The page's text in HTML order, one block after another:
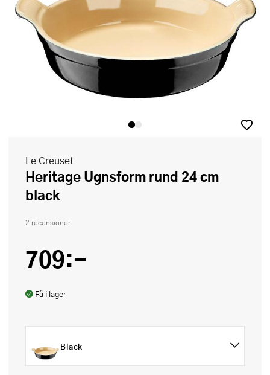
Le Creuset
Heritage Ugnsform rund 24 cm
black
2 recensioner
709:-
Få i lager
Black